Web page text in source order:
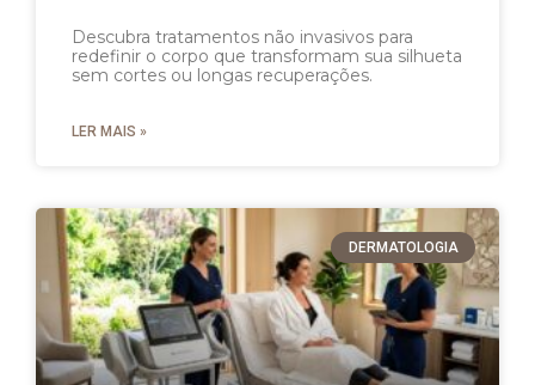
Descubra tratamentos não invasivos para
redefinir o corpo que transformam sua silhueta
sem cortes ou longas recuperações.
LER MAIS »
DERMATOLOGIA